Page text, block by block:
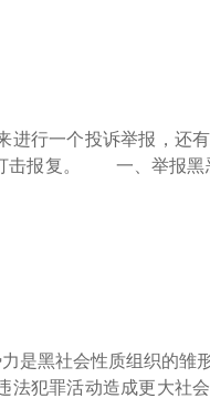
行一个投诉举报，还
打击报复。 一、举报
是黑社会性质组织的雏
犯罪活动造成更大社